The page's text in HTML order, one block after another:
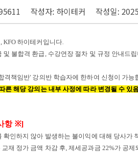
작성자: 하이테커 작성일:
KFO 하이테커입니다.
및 불합격 환급, 수강연장 절차 및 규정 안내드
격책임반' 강의반 학습자에 한하여 신청이 가능
른 해당 강의는 내부 사정에 따라 변경될 수 있
항 ※]
확인하지 않아 발생하는 불이익에 대해 당사가
교재 정가 금액 차감 후,제세공과금 22%가 공제